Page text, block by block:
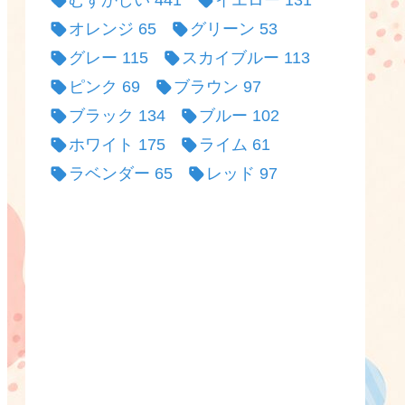
オレンジ 65 グリーン 53
グレー 115 スカイブルー 113
ピンク 69 ブラウン 97
ブラック 134 ブルー 102
ホワイト 175 ライム 61
ラベンダー 65 レッド 97